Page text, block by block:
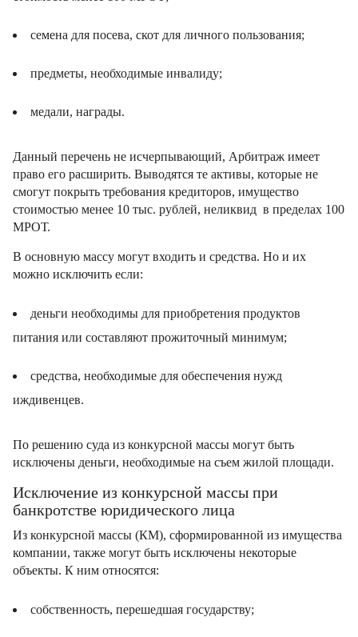
семена для посева, скот для личного пользования;
предметы, необходимые инвалиду;
медали, награды.
Данный перечень не исчерпывающий, Арбитраж имеет
право его расширить. Выводятся те активы, которые не
смогут покрыть требования кредиторов, имущество
стоимостью менее 10 тыс. рублей, неликвид в пределах 100
МРОТ.
В основную массу могут входить и средства. Но и их
можно исключить если:
деньги необходимы для приобретения продуктов
питания или составляют прожиточный минимум;
средства, необходимые для обеспечения нужд
иждивенцев.
По решению суда из конкурсной массы могут быть
исключены деньги, необходимые на съем жилой площади.
Исключение из конкурсной массы при
банкротстве юридического лица
Из конкурсной массы (КМ), сформированной из имущества
компании, также могут быть исключены некоторые
объекты. К ним относятся:
собственность, перешедшая государству;